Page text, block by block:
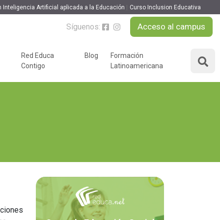
Inteligencia Artificial aplicada a la Educación Curso Inclusion Educativa
Síguenos: Acceso al campus
Nuevas Tecnologías y
Tics
Ocio y Tiempo Libre
Red Educa
Contigo
Blog
Formación
Latinoamericana